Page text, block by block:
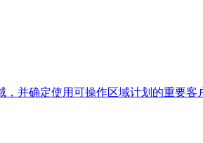
，并确定使用可操作区域计划的重要客